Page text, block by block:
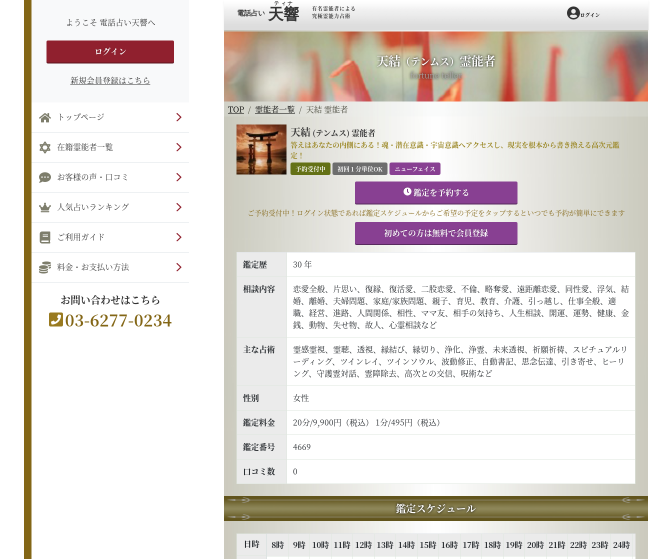
ようこそ 電話占い天響へ
ログイン
新規会員登録はこちら
トップページ
在籍霊能者一覧
お客様の声・口コミ
人気占いランキング
ご利用ガイド
料金・お支払い方法
お問い合わせはこちら
03-6277-0234
有名霊能者による
究極霊能力占術
ログイン
天結 （テンムス） 霊能者
fortune teller
TOP 霊能者一覧 天結 霊能者
天結 (テンムス) 霊能者
答えはあなたの内側にある！魂・潜在意識・宇宙意識へアクセスし、現実を根本から書き換える高次元鑑
定！
予約受付中 初回１分単位OK ニューフェイス
鑑定を予約する
ご予約受付中！ログイン状態であれば鑑定スケジュールからご希望の予定をタップするといつでも予約が簡単にできます
初めての方は無料で会員登録
鑑定歴 30 年
相談内容
恋愛全般、片思い、復縁、復活愛、二股恋愛、不倫、略奪愛、遠距離恋愛、同性愛、浮気、結
婚、離婚、夫婦問題、家庭/家族問題、親子、育児、教育、介護、引っ越し、仕事全般、適
職、経営、進路、人間関係、相性、ママ友、相手の気持ち、人生相談、開運、運勢、健康、金
銭、動物、失せ物、故人、心霊相談など
主な占術
霊感霊視、霊聴、透視、縁結び、縁切り、浄化、浄霊、未来透視、祈願祈祷、スピチュアルリ
ーディング、ツインレイ、ツインソウル、波動修正、自動書記、思念伝達、引き寄せ、ヒーリ
ング、守護霊対話、霊障除去、高次との交信、呪術など
性別 女性
鑑定料金 20分/9,900円（税込） 1分/495円（税込）
鑑定番号 4669
口コミ数 0
鑑定スケジュール
日時
8時 9時 10時 11時 12時 13時 14時 15時 16時 17時 18時 19時 20時 21時 22時 23時 24時